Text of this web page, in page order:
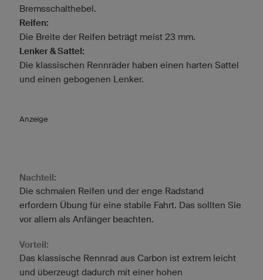
Bremsschalthebel.
Reifen:
Die Breite der Reifen beträgt meist 23 mm.
Lenker & Sattel:
Die klassischen Rennräder haben einen harten Sattel
und einen gebogenen Lenker.
Anzeige
Nachteil:
Die schmalen Reifen und der enge Radstand
erfordern Übung für eine stabile Fahrt. Das sollten Sie
vor allem als Anfänger beachten.
Vorteil:
Das klassische Rennrad aus Carbon ist extrem leicht
und überzeugt dadurch mit einer hohen